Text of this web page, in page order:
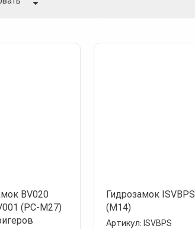
BV020
(PC-M27)
Гидрозамок ISVBPS
(М14)
Артикул: ISVBPS